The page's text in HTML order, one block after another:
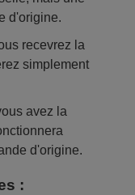
d'origine.
recevrez la
simplement
avez la
d'origine.
: